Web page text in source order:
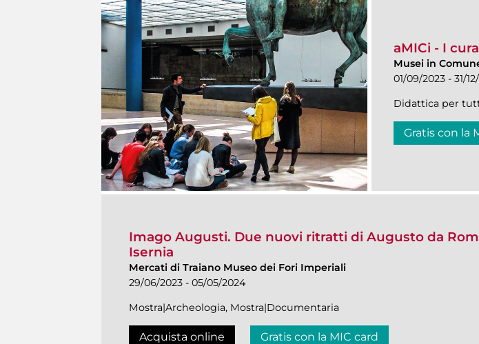
aMICi - I
Musei in
01/09/2023 - 31/
Didattica per
Gratis con la
Imago Augusti. Due nuovi ritratti di Augusto da
Isernia
Mercati di Traiano Museo dei Fori Imperiali
29/06/2023 - 05/05/2024
Mostra|Archeologia, Mostra|Documentaria
Acquista online Gratis con la MIC card